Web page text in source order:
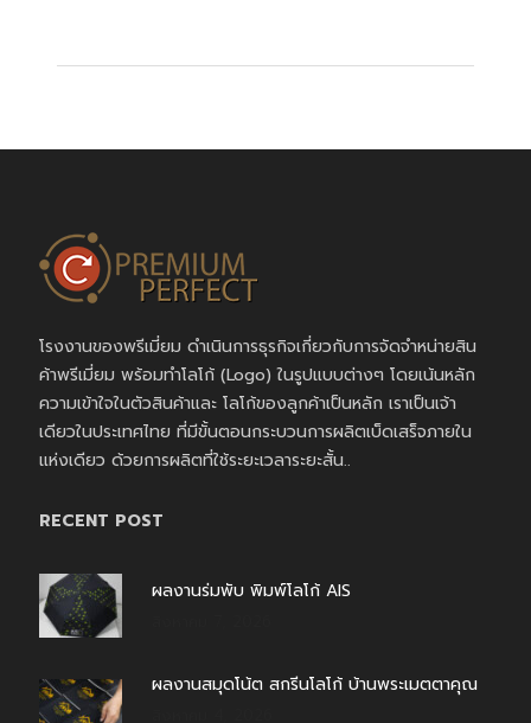
โรงงานของพรีเมี่ยม ดำเนินการธุรกิจเกี่ยวกับการจัดจำหน่ายสิน
ค้าพรีเมี่ยม พร้อมทำโลโก้ (Logo) ในรูปแบบต่างๆ โดยเน้นหลัก
ความเข้าใจในตัวสินค้าและ โลโก้ของลูกค้าเป็นหลัก เราเป็นเจ้า
เดียวในประเทศไทย ที่มีขั้นตอนกระบวนการผลิตเบ็ดเสร็จภายใน
แห่งเดียว ด้วยการผลิตที่ใช้ระยะเวลาระยะสั้น..
RECENT POST
ผลงานร่มพับ พิมพ์โลโก้ AIS
ผลงานสมุดโน้ต สกรีนโลโก้ บ้านพระเมตตาคุณ